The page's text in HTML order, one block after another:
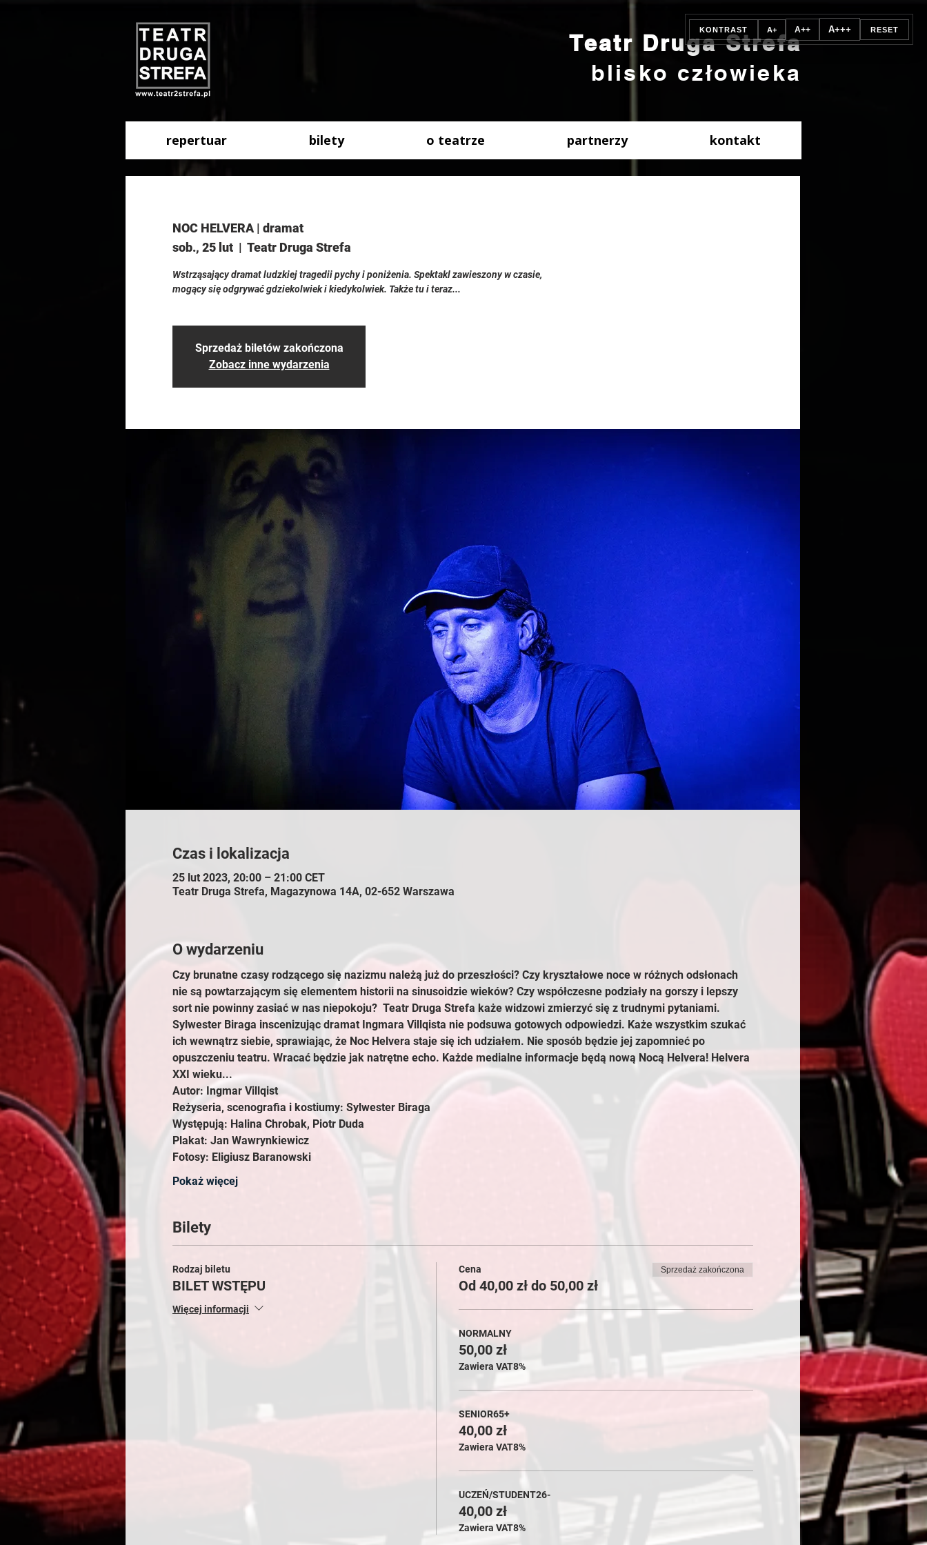
Teatr Druga Strefa
blisko człowieka
repertuar bilety o teatrze partnerzy kontakt
NOC HELVERA | dramat
sob., 25 lut
  |
Teatr Druga Strefa
Wstrząsający dramat ludzkiej tragedii pychy i poniżenia. Spektakl zawieszony w czasie,
mogący się odgrywać gdziekolwiek i kiedykolwiek. Także tu i teraz...
Sprzedaż biletów zakończona
Zobacz inne wydarzenia
Czas i lokalizacja
25 lut 2023, 20:00 – 21:00 CET
Teatr Druga Strefa, Magazynowa 14A, 02-652 Warszawa
O wydarzeniu
Czy brunatne czasy rodzącego się nazizmu należą już do przeszłości? Czy kryształowe noce w różnych odsłonach
nie są powtarzającym się elementem historii na sinusoidzie wieków? Czy współczesne podziały na gorszy i lepszy
sort nie powinny zasiać w nas niepokoju?  Teatr Druga Strefa każe widzowi zmierzyć się z trudnymi pytaniami.
Sylwester Biraga inscenizując dramat Ingmara Villqista nie podsuwa gotowych odpowiedzi. Każe wszystkim szukać
ich wewnątrz siebie, sprawiając, że Noc Helvera staje się ich udziałem. Nie sposób będzie jej zapomnieć po
opuszczeniu teatru. Wracać będzie jak natrętne echo. Każde medialne informacje będą nową Nocą Helvera! Helvera
XXI wieku...
Autor: Ingmar Villqist
Reżyseria, scenografia i kostiumy: Sylwester Biraga
Występują: Halina Chrobak, Piotr Duda
Plakat: Jan Wawrynkiewicz
Fotosy: Eligiusz Baranowski
Pokaż więcej
Bilety
Rodzaj biletu
BILET WSTĘPU
Więcej informacji
Cena
Od 40,00 zł do 50,00 zł
Sprzedaż zakończona
NORMALNY
50,00 zł
Zawiera VAT8%
SENIOR65+
40,00 zł
Zawiera VAT8%
UCZEŃ/STUDENT26-
40,00 zł
Zawiera VAT8%
KONTRAST A+ A++ A+++ RESET